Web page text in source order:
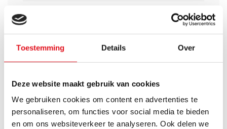
Toestemming Details Over
Deze website maakt gebruik van cookies
We gebruiken cookies om content en advertenties te
personaliseren, om functies voor social media te bieden
en om ons websiteverkeer te analyseren. Ook delen we
Worden er materialen voor ophanging
bij geleverd?
Wat heb ik nog meer nodig om de
installatie van mijn radiator compleet te
Haakse of rechte aansluitset, welke heb
ik nodig?